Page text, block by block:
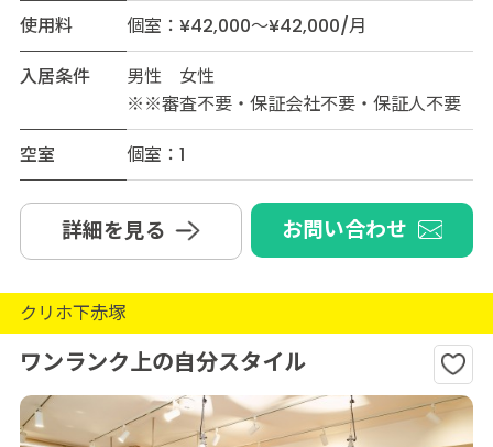
使用料
個室：¥42,000～¥42,000/月
入居条件
男性 女性
※※審査不要・保証会社不要・保証人不要
空室
個室：1
詳細を見る お問い合わせ
クリホ下赤塚
ワンランク上の自分スタイル